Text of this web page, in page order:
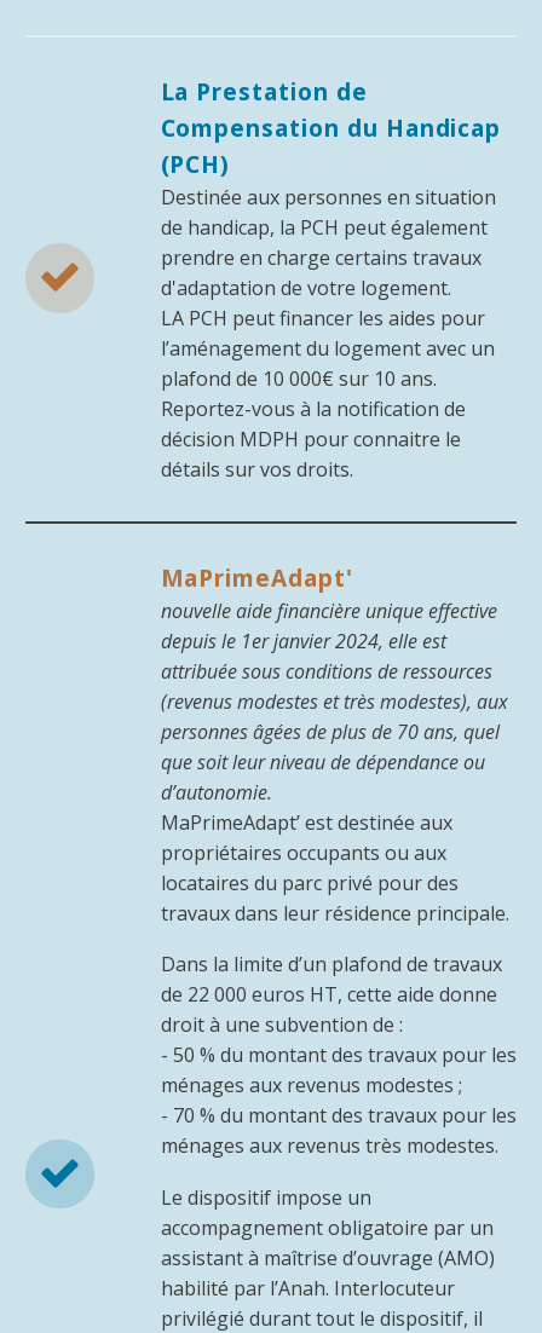


La Prestation de
Compensation du Handicap
(PCH)
Destinée aux personnes en situation
de handicap, la PCH peut également
prendre en charge certains travaux
d'adaptation de votre logement.
LA PCH peut financer les aides pour
l’aménagement du logement avec un
plafond de 10 000€ sur 10 ans.
Reportez-vous à la notification de
décision MDPH pour connaitre le
détails sur vos droits.


MaPrimeAdapt'
nouvelle aide financière unique effective
depuis le 1er janvier 2024, elle est
attribuée sous conditions de ressources
(revenus modestes et très modestes), aux
personnes âgées de plus de 70 ans, quel
que soit leur niveau de dépendance ou
d’autonomie.
MaPrimeAdapt’ est destinée aux
propriétaires occupants ou aux
locataires du parc privé pour des
travaux dans leur résidence principale.
Dans la limite d’un plafond de travaux
de 22 000 euros HT, cette aide donne
droit à une subvention de :
- 50 % du montant des travaux pour les
ménages aux revenus modestes ;
- 70 % du montant des travaux pour les
ménages aux revenus très modestes.
Le dispositif impose un
accompagnement obligatoire par un
assistant à maîtrise d’ouvrage (AMO)
habilité par l’Anah. Interlocuteur
privilégié durant tout le dispositif, il